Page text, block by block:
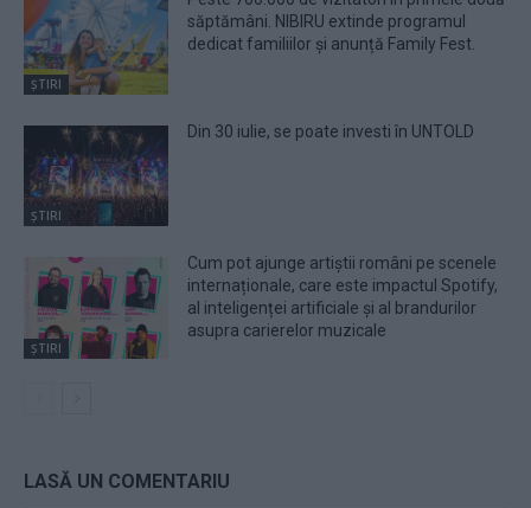
ȘTIRI
săptămâni. NIBIRU extinde programul
dedicat familiilor și anunță Family Fest.
ȘTIRI
Din 30 iulie, se poate investi în UNTOLD
ȘTIRI
Cum pot ajunge artiștii români pe scenele
internaționale, care este impactul Spotify,
al inteligenței artificiale și al brandurilor
asupra carierelor muzicale
LASĂ UN COMENTARIU